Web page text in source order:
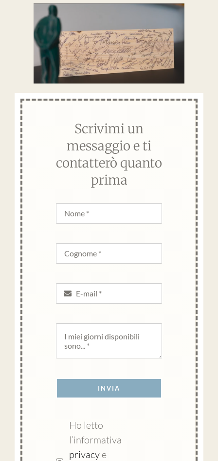
Scrivimi un
messaggio e ti
contatterò quanto
prima
INVIA
Ho letto
l’informativa
privacy e